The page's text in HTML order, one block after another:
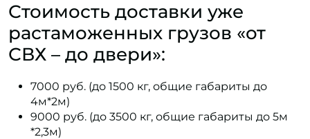
Стоимость доставки уже
растаможенных грузов «от
СВХ – до двери»:
7000 руб. (до 1500 кг, общие габариты до
4м*2м)
9000 руб. (до 3500 кг, общие габариты до 5м
*2,3м)